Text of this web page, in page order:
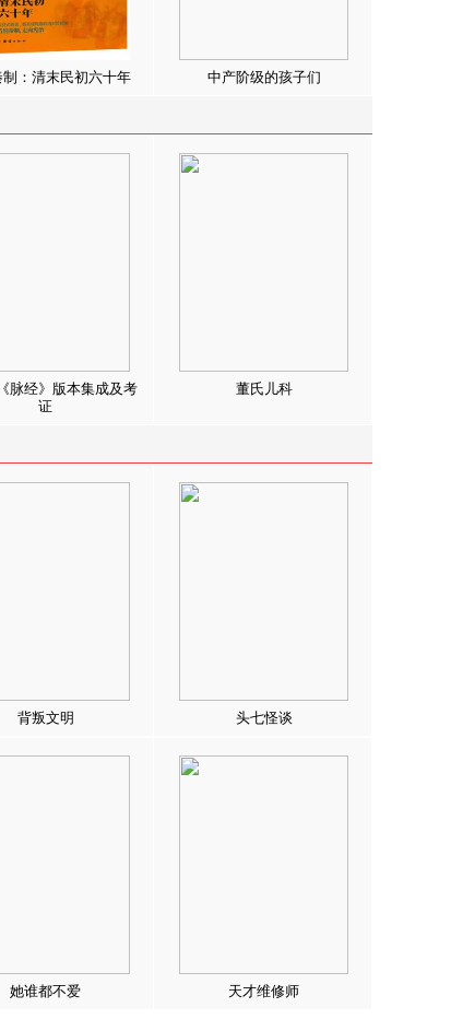
制：清末民初六十年 中产阶级的孩子们
脉经》版本集成及考
证
董氏儿科
背叛文明 头七怪谈
她谁都不爱 天才维修师